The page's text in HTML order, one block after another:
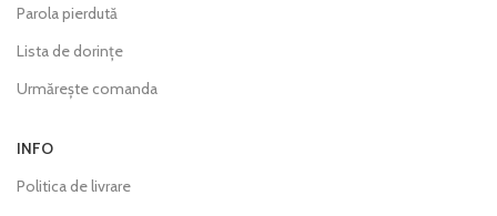
Parola pierdută
Lista de dorințe
Urmărește comanda
INFO
Politica de livrare